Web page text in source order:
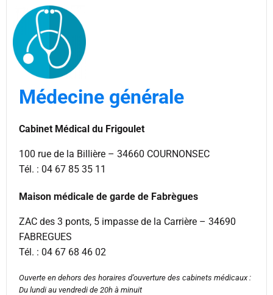
Médecine générale
Cabinet Médical du Frigoulet
100 rue de la Billière – 34660 COURNONSEC
Tél. : 04 67 85 35 11
Maison médicale de garde de Fabrègues
ZAC des 3 ponts, 5 impasse de la Carrière – 34690
FABREGUES
Tél. : 04 67 68 46 02
Ouverte en dehors des horaires d’ouverture des cabinets médicaux :
Du lundi au vendredi de 20h à minuit